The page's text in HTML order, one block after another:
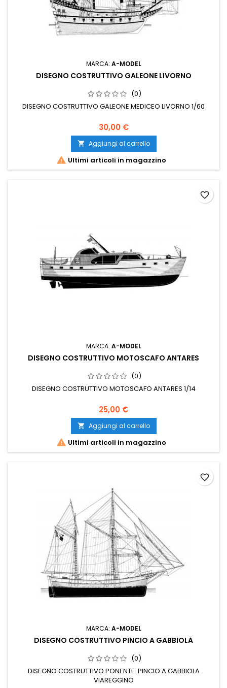
MARCA: A-MODEL
DISEGNO COSTRUTTIVO GALEONE LIVORNO
(0)
DISEGNO COSTRUTTIVO GALEONE MEDICEO LIVORNO 1/60
30,00 €
 Aggiungi al carrello
 Ultimi articoli in magazzino
MARCA: A-MODEL
DISEGNO COSTRUTTIVO MOTOSCAFO ANTARES
(0)
DISEGNO COSTRUTTIVO MOTOSCAFO ANTARES 1/14
25,00 €
 Aggiungi al carrello
 Ultimi articoli in magazzino
favorite_border
MARCA: A-MODEL
DISEGNO COSTRUTTIVO PINCIO A GABBIOLA
(0)
DISEGNO COSTRUTTIVO PONENTE PINCIO A GABBIOLA
VIAREGGINO
favorite_border